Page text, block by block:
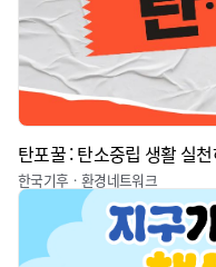
한국기후ㆍ환경네트워크